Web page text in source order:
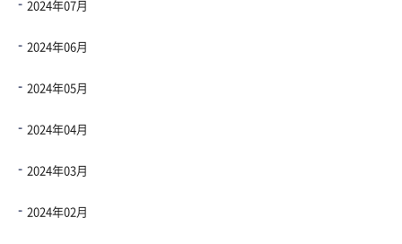
2024年07月
2024年06月
2024年05月
2024年04月
2024年03月
2024年02月